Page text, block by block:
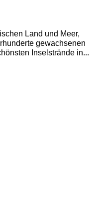
Land und Meer,
gewachsenen
Inselstrände in...